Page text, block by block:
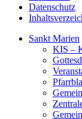
Datenschutz
Sankt Marien
KIS –